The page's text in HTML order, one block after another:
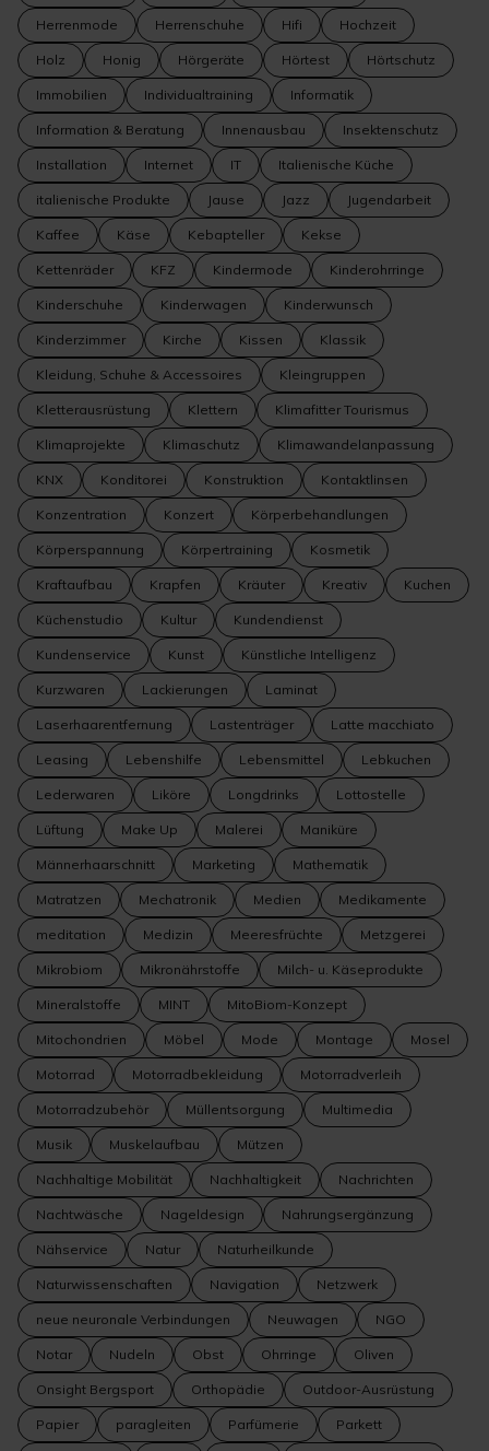
Herrenmode Herrenschuhe Hifi Hochzeit
Holz Honig Hörgeräte Hörtest Hörtschutz
Immobilien Individualtraining Informatik
Information & Beratung Innenausbau Insektenschutz
Installation Internet IT Italienische Küche
italienische Produkte Jause Jazz Jugendarbeit
Kaffee Käse Kebapteller Kekse
Kettenräder KFZ Kindermode Kinderohrringe
Kinderschuhe Kinderwagen Kinderwunsch
Kinderzimmer Kirche Kissen Klassik
Kleidung, Schuhe & Accessoires Kleingruppen
Kletterausrüstung Klettern Klimafitter Tourismus
Klimaprojekte Klimaschutz Klimawandelanpassung
KNX Konditorei Konstruktion Kontaktlinsen
Konzentration Konzert Körperbehandlungen
Körperspannung Körpertraining Kosmetik
Kraftaufbau Krapfen Kräuter Kreativ Kuchen
Küchenstudio Kultur Kundendienst
Kundenservice Kunst Künstliche Intelligenz
Kurzwaren Lackierungen Laminat
Laserhaarentfernung Lastenträger Latte macchiato
Leasing Lebenshilfe Lebensmittel Lebkuchen
Lederwaren Liköre Longdrinks Lottostelle
Lüftung Make Up Malerei Maniküre
Männerhaarschnitt Marketing Mathematik
Matratzen Mechatronik Medien Medikamente
meditation Medizin Meeresfrüchte Metzgerei
Mikrobiom Mikronährstoffe Milch- u. Käseprodukte
Mineralstoffe MINT MitoBiom-Konzept
Mitochondrien Möbel Mode Montage Mosel
Motorrad Motorradbekleidung Motorradverleih
Motorradzubehör Müllentsorgung Multimedia
Musik Muskelaufbau Mützen
Nachhaltige Mobilität Nachhaltigkeit Nachrichten
Nachtwäsche Nageldesign Nahrungsergänzung
Nähservice Natur Naturheilkunde
Naturwissenschaften Navigation Netzwerk
neue neuronale Verbindungen Neuwagen NGO
Notar Nudeln Obst Ohrringe Oliven
Onsight Bergsport Orthopädie Outdoor-Ausrüstung
Papier paragleiten Parfümerie Parkett